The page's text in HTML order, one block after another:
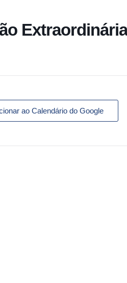
ao Calendário do Google